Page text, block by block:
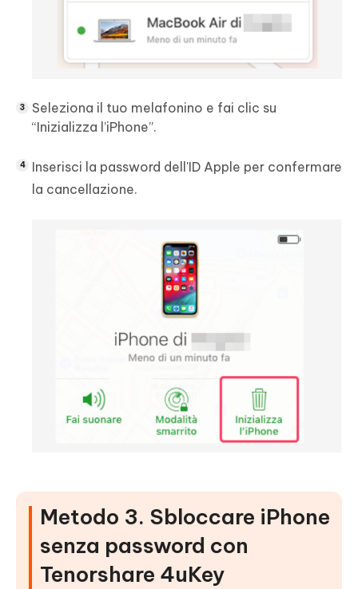
Seleziona il tuo melafonino e fai clic su
“Inizializza l’iPhone”.
Inserisci la password dell'ID Apple per confermare
la cancellazione.
Metodo 3. Sbloccare iPhone
senza password con
Tenorshare 4uKey